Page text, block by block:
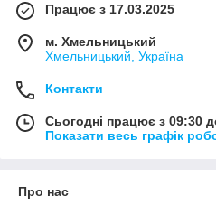
Працює з 17.03.2025
м. Хмельницький
Хмельницький, Україна
Контакти
Сьогодні працює з 09:30
Показати весь графік
Про нас